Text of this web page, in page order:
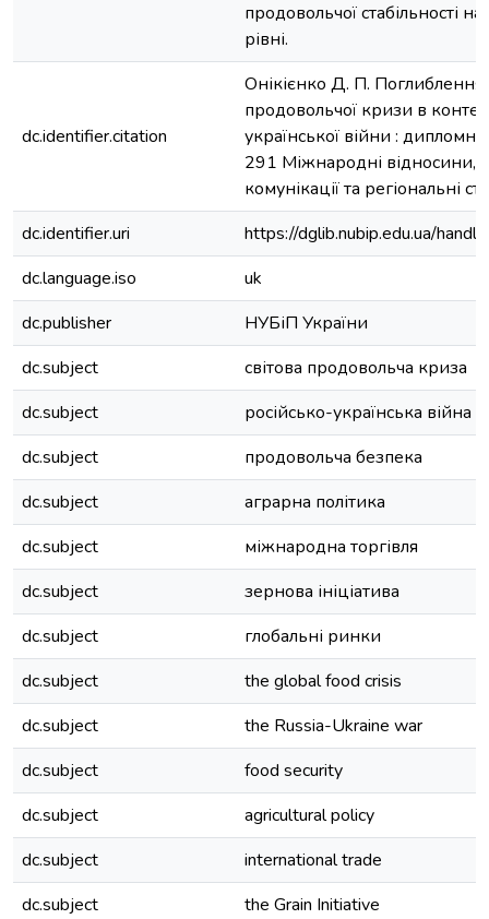
продовольчої стабільності
рівні.
dc.identifier.citation
Онікієнко Д. П. Поглиблення
продовольчої кризи в
української війни : дипломна
291 Міжнародні відносини,
комунікації та регіональні
dc.identifier.uri
https://dglib.nubip.edu.ua/
dc.language.iso
uk
dc.publisher
НУБіП України
dc.subject
світова продовольча криза
dc.subject
російсько-українська війна
dc.subject
продовольча безпека
dc.subject
аграрна політика
dc.subject
міжнародна торгівля
dc.subject
зернова ініціатива
dc.subject
глобальні ринки
dc.subject
the global food crisis
dc.subject
the Russia-Ukraine war
dc.subject
food security
dc.subject
agricultural policy
dc.subject
international trade
dc.subject
the Grain Initiative